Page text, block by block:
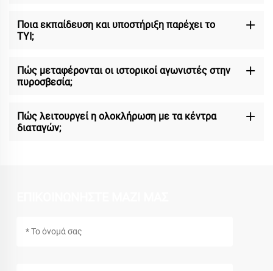
Ποια εκπαίδευση και υποστήριξη παρέχει το
TYI;
Πώς μεταφέρονται οι ιστορικοί αγωνιστές στην
πυροσβεσία;
Πώς λειτουργεί η ολοκλήρωση με τα κέντρα
διαταγών;